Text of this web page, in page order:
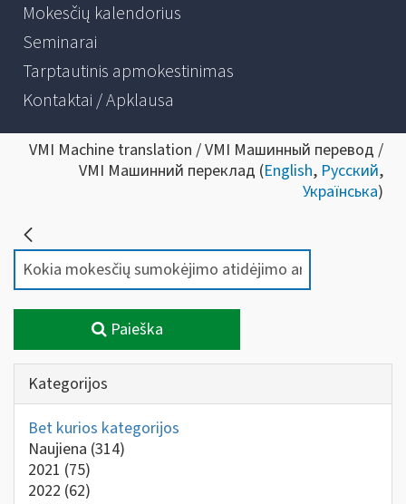
Mokesčių kalendorius
Seminarai
Tarptautinis apmokestinimas
Kontaktai / Apklausa
VMI Machine translation / VMI Машинный перевод /
VMI Машинний переклад (English, Русский,
Українська)
Paieška
Kategorijos
Bet kurios kategorijos
Naujiena (314)
2021 (75)
2022 (62)